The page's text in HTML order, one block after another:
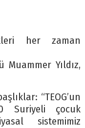
her zaman
Yıldız,
“TEOG’un
Suriyeli çocuk
sistemimiz